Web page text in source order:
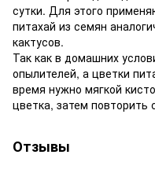
сутки. Для этого
питахай из семян
кактусов.
Так как в домашних
опылителей, а цветки
время нужно мягкой
цветка, затем повторить
Отзывы